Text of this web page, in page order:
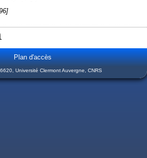
Plan d'accès
Université Clermont Auvergne, CNRS